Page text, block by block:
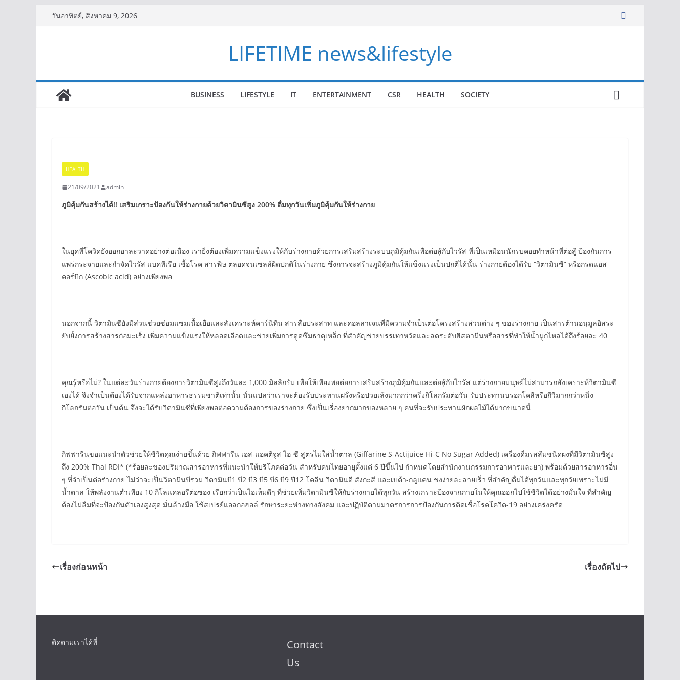
วันอาทิตย์, สิงหาคม 9, 2026
LIFETIME news&lifestyle
BUSINESS LIFESTYLE IT ENTERTAINMENT CSR HEALTH SOCIETY
HEALTH
21/09/2021 admin
ภูมิคุ้มกันสร้างได้!! เสริมเกราะป้องกันให้ร่างกายด้วยวิตามินซีสูง 200% ดื่มทุกวันเพิ่มภูมิคุ้มกันให้ร่างกาย
ในยุคที่โควิดยังออกอาละวาดอย่างต่อเนื่อง เรายิ่งต้องเพิ่มความแข็งแรงให้กับร่างกายด้วยการเสริมสร้างระบบภูมิคุ้มกันเพื่อต่อสู้กับไวรัส ที่เป็นเหมือนนักรบคอยทำหน้าที่ต่อสู้ ป้องกันการ
แพร่กระจายและกำจัดไวรัส แบคทีเรีย เชื้อโรค สารพิษ ตลอดจนเซลล์ผิดปกติในร่างกาย ซึ่งการจะสร้างภูมิคุ้มกันให้แข็งแรงเป็นปกติได้นั้น ร่างกายต้องได้รับ “วิตามินซี” หรือกรดแอส
คอร์บิก (Ascobic acid) อย่างเพียงพอ
นอกจากนี้ วิตามินซียังมีส่วนช่วยซ่อมแซมเนื้อเยื่อและสังเคราะห์คาร์นิทีน สารสื่อประสาท และคอลลาเจนที่มีความจำเป็นต่อโครงสร้างส่วนต่าง ๆ ของร่างกาย เป็นสารต้านอนุมูลอิสระ
ยับยั้งการสร้างสารก่อมะเร็ง เพิ่มความแข็งแรงให้หลอดเลือดและช่วยเพิ่มการดูดซึมธาตุเหล็ก ที่สำคัญช่วยบรรเทาหวัดและลดระดับฮิสตามีนหรือสารที่ทำให้น้ำมูกไหลได้ถึงร้อยละ 40
คุณรู้หรือไม่? ในแต่ละวันร่างกายต้องการวิตามินซีสูงถึงวันละ 1,000 มิลลิกรัม เพื่อให้เพียงพอต่อการเสริมสร้างภูมิคุ้มกันและต่อสู้กับไวรัส แต่ร่างกายมนุษย์ไม่สามารถสังเคราะห์วิตามินซี
เองได้ จึงจำเป็นต้องได้รับจากแหล่งอาหารธรรมชาติเท่านั้น นั่นแปลว่าเราจะต้องรับประทานฝรั่งหรือปวยเล้งมากกว่าครึ่งกิโลกรัมต่อวัน รับประทานบรอกโคลีหรือกีวีมากกว่าหนึ่ง
กิโลกรัมต่อวัน เป็นต้น จึงจะได้รับวิตามินซีที่เพียงพอต่อความต้องการของร่างกาย ซึ่งเป็นเรื่องยากมากของหลาย ๆ คนที่จะรับประทานผักผลไม้ได้มากขนาดนี้
กิฟฟารีนขอแนะนำตัวช่วยให้ชีวิตคุณง่ายขึ้นด้วย กิฟฟารีน เอส-แอคติจูส ไฮ ซี สูตรไม่ใส่น้ำตาล (Giffarine S-Actijuice Hi-C No Sugar Added) เครื่องดื่มรสส้มชนิดผงที่มีวิตามินซีสูง
ถึง 200% Thai RDI* (*ร้อยละของปริมาณสารอาหารที่แนะนำให้บริโภคต่อวัน สำหรับคนไทยอายุตั้งแต่ 6 ปีขึ้นไป กำหนดโดยสำนักงานกรรมการอาหารและยา) พร้อมด้วยสารอาหารอื่น
ๆ ที่จำเป็นต่อร่างกาย ไม่ว่าจะเป็นวิตามินบีรวม วิตามินบี1 บี2 บี3 บี5 บี6 บี9 ปี12 โคลีน วิตามินดี สังกะสี และเบต้า-กลูแคน ชงง่ายละลายเร็ว ที่สำคัญดื่มได้ทุกวันและทุกวัยเพราะไม่มี
น้ำตาล ให้พลังงานต่ำเพียง 10 กิโลแคลอรีต่อซอง เรียกว่าเป็นไอเท็มดีๆ ที่ช่วยเพิ่มวิตามินซีให้กับร่างกายได้ทุกวัน สร้างเกราะป้องจากภายในให้คุณออกไปใช้ชีวิตได้อย่างมั่นใจ ที่สำคัญ
ต้องไม่ลืมที่จะป้องกันตัวเองสูงสุด มั่นล้างมือ ใช้สเปรย์แอลกอฮอล์ รักษาระยะห่างทางสังคม และปฏิบัติตามมาตรการการป้องกันการติดเชื้อโรคโควิด-19 อย่างเคร่งครัด
เรื่องก่อนหน้า เรื่องถัดไป
ติดตามเราได้ที่
Contact
Us